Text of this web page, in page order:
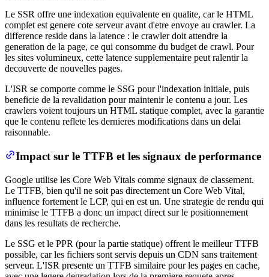
Le SSR offre une indexation equivalente en qualite, car le HTML
complet est genere cote serveur avant d'etre envoye au crawler. La
difference reside dans la latence : le crawler doit attendre la
generation de la page, ce qui consomme du budget de crawl. Pour
les sites volumineux, cette latence supplementaire peut ralentir la
decouverte de nouvelles pages.
L'ISR se comporte comme le SSG pour l'indexation initiale, puis
beneficie de la revalidation pour maintenir le contenu a jour. Les
crawlers voient toujours un HTML statique complet, avec la garantie
que le contenu reflete les dernieres modifications dans un delai
raisonnable.
Impact sur le TTFB et les signaux de performance
Google utilise les Core Web Vitals comme signaux de classement.
Le TTFB, bien qu'il ne soit pas directement un Core Web Vital,
influence fortement le LCP, qui en est un. Une strategie de rendu qui
minimise le TTFB a donc un impact direct sur le positionnement
dans les resultats de recherche.
Le SSG et le PPR (pour la partie statique) offrent le meilleur TTFB
possible, car les fichiers sont servis depuis un CDN sans traitement
serveur. L'ISR presente un TTFB similaire pour les pages en cache,